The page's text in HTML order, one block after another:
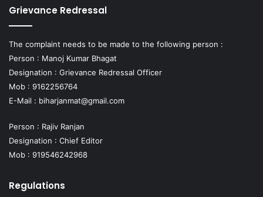
Grievance Redressal
The complaint needs to be made to the following person :
Person : Manoj Kumar Bhagat
Designation : Grievance Redressal Officer
Mob : 9162256764
E-Mail : biharjanmat@gmail.com
Person : Rajiv Ranjan
Designation : Chief Editor
Mob : 919546242968
Regulations